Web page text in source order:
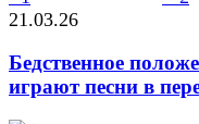
21.03.26
Бедственное
играют песни в